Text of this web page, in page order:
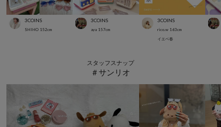
3COINS
SHIHO 152cm
3COINS
aya 157cm
3COINS
rico.w 163cm
イエベ春
スタッフスナップ
＃サンリオ